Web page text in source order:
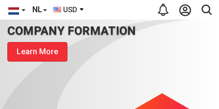
NL USD
COMPANY FORMATION
Learn More